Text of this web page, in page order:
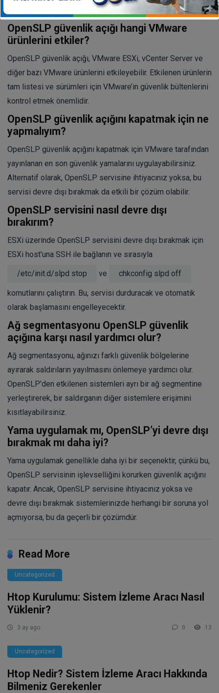
olarak sistem kontrolünü ele geçirmesine olanak tanır.
OpenSLP güvenlik açığı hangi VMware
ürünlerini etkiler?
OpenSLP güvenlik açığı, VMware ESXi, vCenter Server ve
diğer bazı VMware ürünlerini etkileyebilir. Etkilenen ürünlerin
tam listesi ve sürümleri için VMware’in güvenlik bültenlerini
kontrol etmek önemlidir.
OpenSLP güvenlik açığını kapatmak için ne
yapmalıyım?
OpenSLP güvenlik açığını kapatmak için VMware tarafından
yayınlanan en son güvenlik yamalarını uygulayabilirsiniz.
Alternatif olarak, OpenSLP servisine ihtiyacınız yoksa, bu
servisi devre dışı bırakmak da etkili bir çözüm olabilir.
OpenSLP servisini nasıl devre dışı
bırakırım?
ESXi üzerinde OpenSLP servisini devre dışı bırakmak için
ESXi host’una SSH ile bağlanın ve sırasıyla
/etc/init.d/slpd stop ve chkconfig slpd off
komutlarını çalıştırın. Bu, servisi durduracak ve otomatik
olarak başlamasını engelleyecektir.
Ağ segmentasyonu OpenSLP güvenlik
açığına karşı nasıl yardımcı olur?
Ağ segmentasyonu, ağınızı farklı güvenlik bölgelerine
ayırarak saldırıların yayılmasını önlemeye yardımcı olur.
OpenSLP’den etkilenen sistemleri ayrı bir ağ segmentine
yerleştirerek, bir saldırganın diğer sistemlere erişimini
kısıtlayabilirsiniz.
Yama uygulamak mı, OpenSLP’yi devre dışı
bırakmak mı daha iyi?
Yama uygulamak genellikle daha iyi bir seçenektir, çünkü bu,
OpenSLP servisinin işlevselliğini korurken güvenlik açığını
kapatır. Ancak, OpenSLP servisine ihtiyacınız yoksa ve
devre dışı bırakmak sistemlerinizde herhangi bir soruna yol
açmıyorsa, bu da geçerli bir çözümdür.
Read More
Uncategorized
Htop Kurulumu: Sistem İzleme Aracı Nasıl
Yüklenir?
3 ay ago 0 13
Uncategorized
Htop Nedir? Sistem İzleme Aracı Hakkında
Bilmeniz Gerekenler